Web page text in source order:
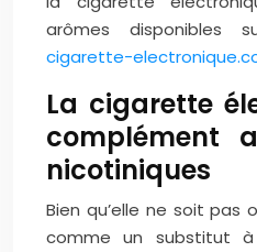
arômes disponibles
cigarette-
La cigarette
complément
nicotiniques
Bien qu’elle ne soit pas
comme un substitut à